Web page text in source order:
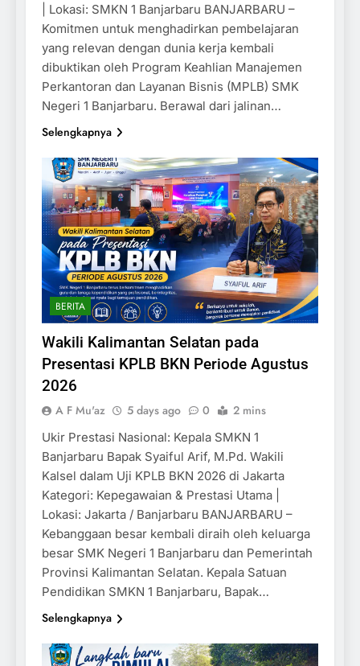
| Lokasi: SMKN 1 Banjarbaru BANJARBARU –
Komitmen untuk menghadirkan pembelajaran
yang relevan dengan dunia kerja kembali
dibuktikan oleh Program Keahlian Manajemen
Perkantoran dan Layanan Bisnis (MPLB) SMK
Negeri 1 Banjarbaru. Berawal dari jalinan…
Selengkapnya
BERITA
Wakili Kalimantan Selatan pada
Presentasi KPLB BKN Periode Agustus
2026
A F Mu'az 5 days ago 0 2 mins
Ukir Prestasi Nasional: Kepala SMKN 1
Banjarbaru Bapak Syaiful Arif, M.Pd. Wakili
Kalsel dalam Uji KPLB BKN 2026 di Jakarta
Kategori: Kepegawaian & Prestasi Utama |
Lokasi: Jakarta / Banjarbaru BANJARBARU –
Kebanggaan besar kembali diraih oleh keluarga
besar SMK Negeri 1 Banjarbaru dan Pemerintah
Provinsi Kalimantan Selatan. Kepala Satuan
Pendidikan SMKN 1 Banjarbaru, Bapak…
Selengkapnya